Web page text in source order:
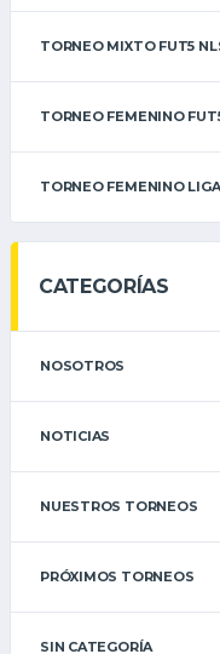
TORNEO MIXTO FUT5
TORNEO FEMENINO
TORNEO FEMENINO
CATEGORÍAS
NOSOTROS
NOTICIAS
NUESTROS TORNEOS
PRÓXIMOS TORNEOS
SIN CATEGORÍA